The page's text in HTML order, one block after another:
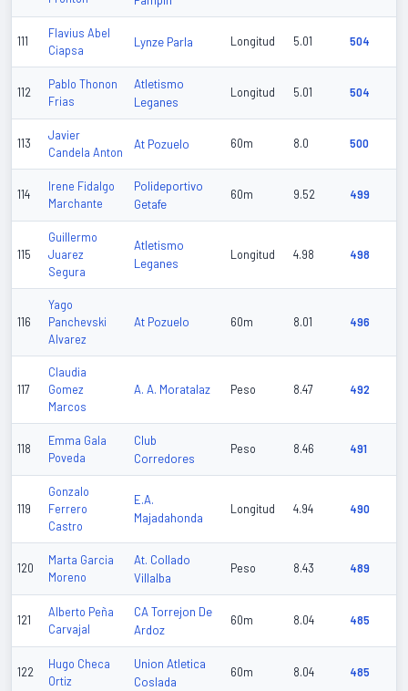
111
Flavius Abel
Ciapsa
Lynze Parla Longitud 5.01 504
112
Pablo Thonon
Frias
Atletismo
Leganes
Longitud 5.01 504
113
Javier
Candela Anton
At Pozuelo 60m 8.0 500
114
Irene Fidalgo
Marchante
Polideportivo
Getafe
60m 9.52 499
115
Guillermo
Juarez
Segura
Atletismo
Leganes
Longitud 4.98 498
116
Yago
Panchevski
Alvarez
At Pozuelo 60m 8.01 496
117
Claudia
Gomez
Marcos
A. A. Moratalaz Peso 8.47 492
118
Emma Gala
Poveda
Club
Corredores
Peso 8.46 491
119
Gonzalo
Ferrero
Castro
E.A.
Majadahonda
Longitud 4.94 490
120
Marta Garcia
Moreno
At. Collado
Villalba
Peso 8.43 489
121
Alberto Peña
Carvajal
CA Torrejon De
Ardoz
60m 8.04 485
122
Hugo Checa
Ortiz
Union Atletica
Coslada
60m 8.04 485